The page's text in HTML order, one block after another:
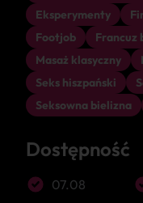
Eksperymenty
Footjob
Francuz
Masaż klasyczny
Seks hiszpański
Seksowna bielizna
Dostępność
07.08